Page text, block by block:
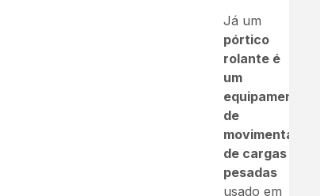
Já um
pórtico
rolante é
um
equipamento
de
movimentação
de cargas
pesadas
usado em